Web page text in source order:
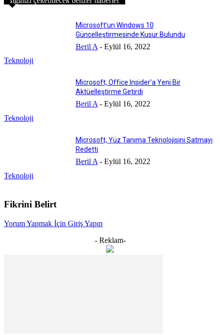
Teknoloji
Microsoft’un Windows 10
Güncelleştirmesinde Kusur Bulundu
Beril A - Eylül 16, 2022
Teknoloji
Microsoft, Office Insider’a Yeni Bir
Aktüelleştirme Getirdi
Beril A - Eylül 16, 2022
Teknoloji
Microsoft, Yüz Tanıma Teknolojisini Satmayı
Redetti
Beril A - Eylül 16, 2022
Fikrini Belirt
Yorum Yapmak İçin Giriş Yapın
- Reklam-